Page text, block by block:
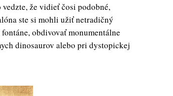
že vidieť čosi podobné,
ste si mohli užiť netradičný
obdivovať monumentálne
dinosaurov alebo pri dystopickej